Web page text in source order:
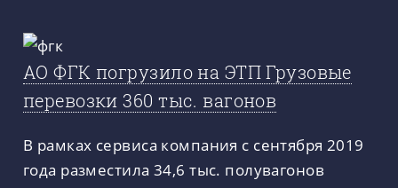
АО ФГК погрузило на ЭТП Грузовые
перевозки 360 тыс. вагонов
В рамках сервиса компания с сентября 2019
года разместила 34,6 тыс. полувагонов